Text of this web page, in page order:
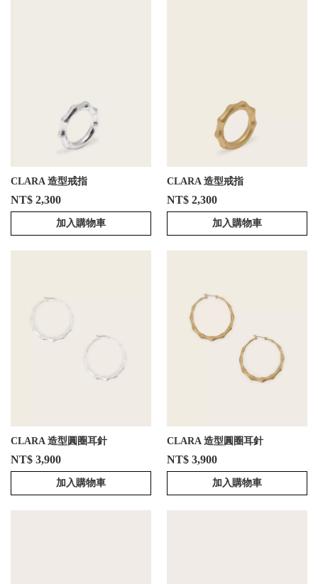
CLARA 造型戒指
NT$ 2,300
加入購物車
CLARA 造型戒指
NT$ 2,300
加入購物車
CLARA 造型圓圈耳針
NT$ 3,900
加入購物車
CLARA 造型圓圈耳針
NT$ 3,900
加入購物車